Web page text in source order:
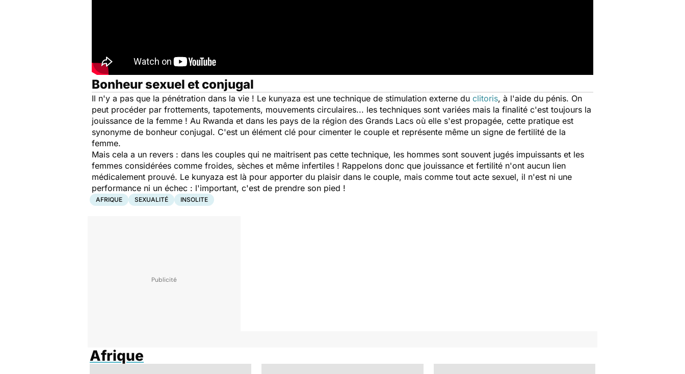
Bonheur sexuel et conjugal
Il n'y a pas que la pénétration dans la vie ! Le kunyaza est une technique de stimulation externe du clitoris, à l'aide du pénis. On
peut procéder par frottements, tapotements, mouvements circulaires... les techniques sont variées mais la finalité c'est toujours la
jouissance de la femme ! Au Rwanda et dans les pays de la région des Grands Lacs où elle s'est propagée, cette pratique est
synonyme de bonheur conjugal. C'est un élément clé pour cimenter le couple et représente même un signe de fertilité de la
femme.
Mais cela a un revers : dans les couples qui ne maitrisent pas cette technique, les hommes sont souvent jugés impuissants et les
femmes considérées comme froides, sèches et même infertiles ! Rappelons donc que jouissance et fertilité n'ont aucun lien
médicalement prouvé. Le kunyaza est là pour apporter du plaisir dans le couple, mais comme tout acte sexuel, il n'est ni une
performance ni un échec : l'important, c'est de prendre son pied !
AFRIQUE SEXUALITÉ INSOLITE
Afrique